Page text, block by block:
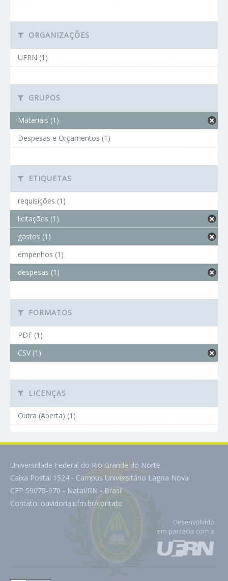
ORGANIZAÇÕES
UFRN (1)
GRUPOS
Materiais (1)
Despesas e Orçamentos (1)
ETIQUETAS
requisições (1)
licitações (1)
gastos (1)
empenhos (1)
despesas (1)
FORMATOS
PDF (1)
CSV (1)
LICENÇAS
Outra (Aberta) (1)
Universidade Federal do Rio Grande do Norte
Caixa Postal 1524 - Campus Universitário Lagoa Nova
CEP 59078-970 - Natal/RN - Brasil
Contato: ouvidoria.ufrn.br/contato